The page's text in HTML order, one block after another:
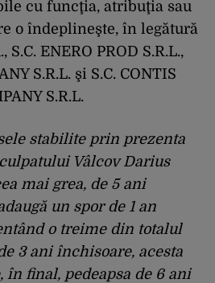
cu funcţia, atribuţia sau
o îndeplineşte, în legătură
S.C. ENERO PROD S.R.L.,
S.R.L. şi S.C. CONTIS
S.R.L.
stabilite prin prezenta
Vâlcov Darius
mai grea, de 5 ani
un spor de 1 an
o treime din totalul
3 ani închisoare, acesta
în final, pedeapsa de 6 ani